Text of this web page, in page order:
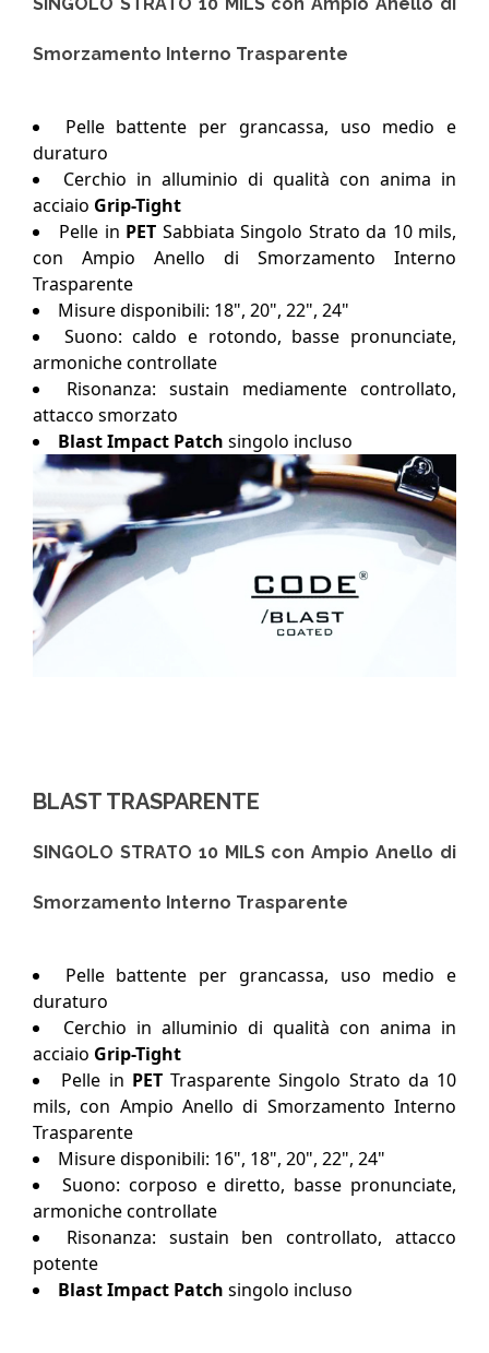
Smorzamento Interno Trasparente
Pelle battente per grancassa, uso medio e
duraturo
Cerchio in alluminio di qualità con anima in
acciaio Grip-Tight
Pelle in PET Sabbiata Singolo Strato da 10 mils,
con Ampio Anello di Smorzamento Interno
Trasparente
Misure disponibili: 18", 20", 22", 24"
Suono: caldo e rotondo, basse pronunciate,
armoniche controllate
Risonanza: sustain mediamente controllato,
attacco smorzato
Blast Impact Patch singolo incluso
BLAST TRASPARENTE
SINGOLO STRATO 10 MILS con Ampio Anello di
Smorzamento Interno Trasparente
Pelle battente per grancassa, uso medio e
duraturo
Cerchio in alluminio di qualità con anima in
acciaio Grip-Tight
Pelle in PETTrasparente Singolo Strato da 10
mils, con Ampio Anello di Smorzamento Interno
Trasparente
Misure disponibili: 16", 18", 20", 22", 24"
Suono: corposo e diretto, basse pronunciate,
armoniche controllate
Risonanza: sustain ben controllato, attacco
potente
Blast Impact Patch singolo incluso